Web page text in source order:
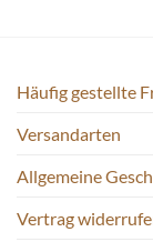
auf
Produktseite
werden
Häufig gestellte
Versandarten
Allgemeine
Vertrag